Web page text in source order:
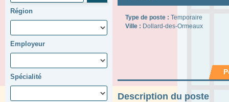
Région
Employeur
Spécialité
Type de poste : Temporaire
Ville : Dollard-des-Ormeaux
Description du poste